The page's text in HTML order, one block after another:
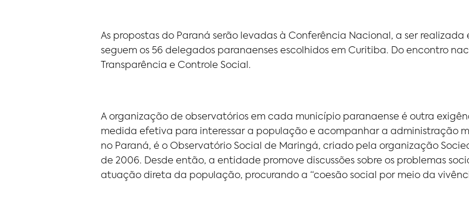
As propostas do Paraná serão levadas à Conferência Nacional, a ser realizada
seguem os 56 delegados paranaenses escolhidos em Curitiba. Do encontro
Transparência e Controle Social.
A organização de observatórios em cada município paranaense é outra
medida efetiva para interessar a população e acompanhar a administração
no Paraná, é o Observatório Social de Maringá, criado pela organização
de 2006. Desde então, a entidade promove discussões sobre os problemas
atuação direta da população, procurando a “coesão social por meio da